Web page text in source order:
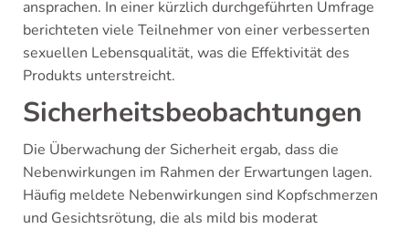
ansprachen. In einer kürzlich durchgeführten Umfrage
berichteten viele Teilnehmer von einer verbesserten
sexuellen Lebensqualität, was die Effektivität des
Produkts unterstreicht.
Sicherheitsbeobachtungen
Die Überwachung der Sicherheit ergab, dass die
Nebenwirkungen im Rahmen der Erwartungen lagen.
Häufig meldete Nebenwirkungen sind Kopfschmerzen
und Gesichtsrötung, die als mild bis moderat